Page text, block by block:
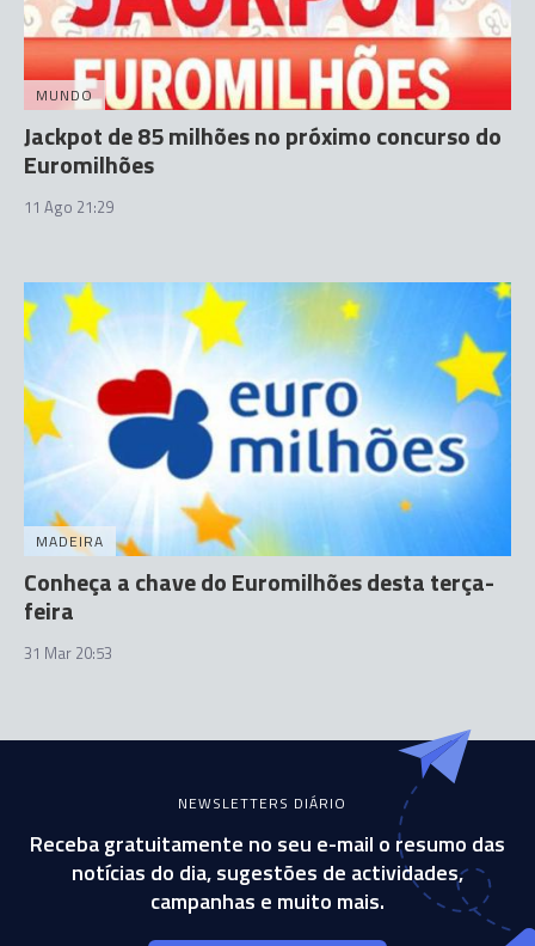
MUNDO
Jackpot de 85 milhões no próximo concurso do
Euromilhões
11 Ago 21:29
MADEIRA
Conheça a chave do Euromilhões desta terça-
feira
31 Mar 20:53
NEWSLETTERS DIÁRIO
Receba gratuitamente no seu e-mail o resumo das
notícias do dia, sugestões de actividades,
campanhas e muito mais.